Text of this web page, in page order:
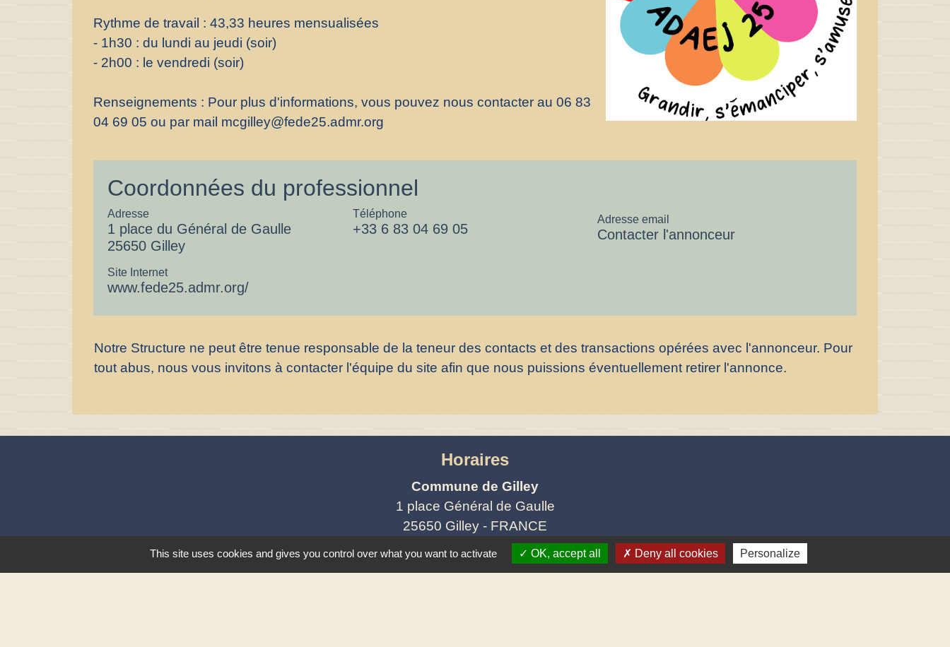
Rythme de travail : 43,33 heures mensualisées
- 1h30 : du lundi au jeudi (soir)
- 2h00 : le vendredi (soir)
Renseignements : Pour plus d'informations, vous pouvez nous contacter au 06 83
04 69 05 ou par mail mcgilley@fede25.admr.org
Coordonnées du professionnel
Adresse
1 place du Général de Gaulle
25650 Gilley
Téléphone
+33 6 83 04 69 05
Adresse email
Contacter l'annonceur
Site Internet
www.fede25.admr.org/
Notre Structure ne peut être tenue responsable de la teneur des contacts et des transactions opérées avec l'annonceur. Pour
tout abus, nous vous invitons à contacter l'équipe du site afin que nous puissions éventuellement retirer l'annonce.
Horaires
Commune de Gilley
1 place Général de Gaulle
25650 Gilley - FRANCE
+33 3 81 43 32 00
This site uses cookies and gives you control over what you want to activate OK, accept all Deny all cookies Personalize